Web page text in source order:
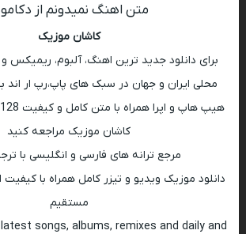
متن اهنگ نمیدونم از
کاشان موزیک
برای دانلود جدید ترین اهنگ، آلبوم، ریمیکس
محلی ایران و جهان در سبک های پاپ،رپ ار اند
کاشان موزیک مراجعه کنید
مرجع ترانه های فارسی و انگلیسی با
دانلود موزیک ویدیو و تیزر کامل همراه با
مستقیم
songs, albums, remixes and daily and